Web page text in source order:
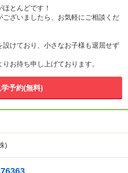
とんどです！
ございましたら、お気軽にご相談くだ
けており、小さなお子様も退屈せず
お待ち申し上げております。
学予約(無料)
)